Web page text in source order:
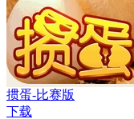
掼蛋-比赛版
下载